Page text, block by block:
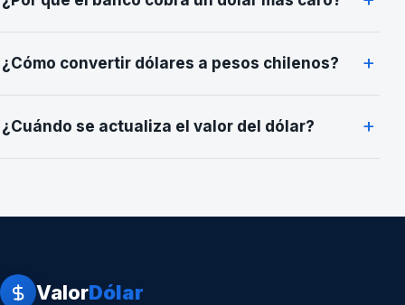
¿Cómo convertir dólares a pesos chilenos? +
¿Cuándo se actualiza el valor del dólar? +
ValorDólar